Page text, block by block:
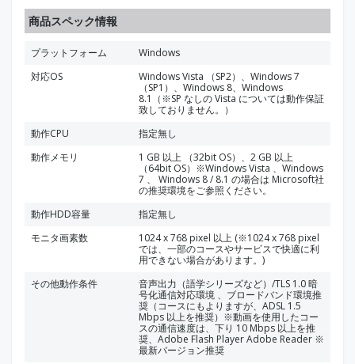
商品スペック情報
プラットフォーム
Windows
対応OS
Windows Vista （SP2）、Windows 7
（SP1）、Windows 8、Windows
8.1（※SP なしの Vista については動作保証
致しておりません。）
動作CPU
指定無し
動作メモリ
1 GB 以上 （32bit OS）、2 GB 以上
（64bit OS）※Windows Vista 、Windows
7 、 Windows 8 / 8.1 の場合は Microsoft社
の推奨環境をご参照ください。
動作HDD容量
指定無し
モニタ画素数
1024 x 768 pixel 以上 (※1024 x 768 pixel
では、一部のコースやサービスで快適に利
用できない場合があります。)
その他動作条件
音声出力（語学シリーズなど）/TLS 1.0 暗
号化通信対応環境 、ブロードバンド環境推
奨（コースにもよりますが、ADSL 1.5
Mbps 以上を推奨）※動画を使用したコー
スの通信速度は、下り 10 Mbps 以上を推
奨、Adobe Flash Player Adobe Reader ※
最新バージョン推奨